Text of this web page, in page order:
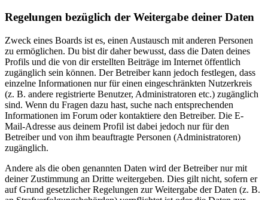
Regelungen bezüglich der Weitergabe deiner Daten
Zweck eines Boards ist es, einen Austausch mit anderen Personen
zu ermöglichen. Du bist dir daher bewusst, dass die Daten deines
Profils und die von dir erstellten Beiträge im Internet öffentlich
zugänglich sein können. Der Betreiber kann jedoch festlegen, dass
einzelne Informationen nur für einen eingeschränkten Nutzerkreis
(z. B. andere registrierte Benutzer, Administratoren etc.) zugänglich
sind. Wenn du Fragen dazu hast, suche nach entsprechenden
Informationen im Forum oder kontaktiere den Betreiber. Die E-
Mail-Adresse aus deinem Profil ist dabei jedoch nur für den
Betreiber und von ihm beauftragte Personen (Administratoren)
zugänglich.
Andere als die oben genannten Daten wird der Betreiber nur mit
deiner Zustimmung an Dritte weitergeben. Dies gilt nicht, sofern er
auf Grund gesetzlicher Regelungen zur Weitergabe der Daten (z. B.